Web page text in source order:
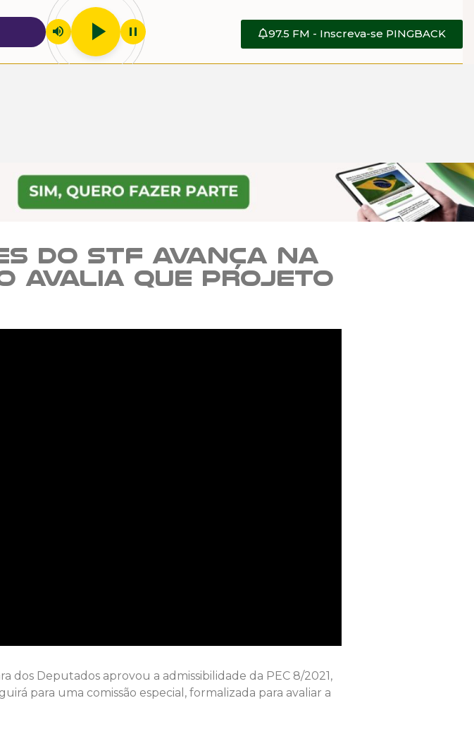
volume_up play_arrow pause 97.5 FM - Inscreva-se PINGBACK
do STF avança na
avalia que projeto
dos Deputados aprovou a admissibilidade da PEC 8/2021,
para uma comissão especial, formalizada para avaliar a